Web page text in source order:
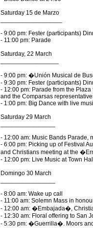
Saturday 15 de Marzo
- 9:00 pm: Fester (participants)
- 11:00 pm: Parade
Saturday, 22 March
- 9:00 pm: �Unión Musical de
- 9:30 pm: Fester (participants)
- 12:00 pm: Parade from the
and the Comparsas
- 1:00 pm: Big Dance with live
Saturday 29 March
- 12:00 am: Music Bands Parade,
- 6:00 pm: Picking up of Festival
and Christians meeting at the
- 12:00 pm: Live Music at Town
Domingo 30 March
- 8:00 am: Wake up call
- 11:00 am: Solemn Mass in
- 12:00 am: �Embajada�,
- 12:30 am: Floral offering to San
- 5:30 pm: �Guerrilla�. Moors